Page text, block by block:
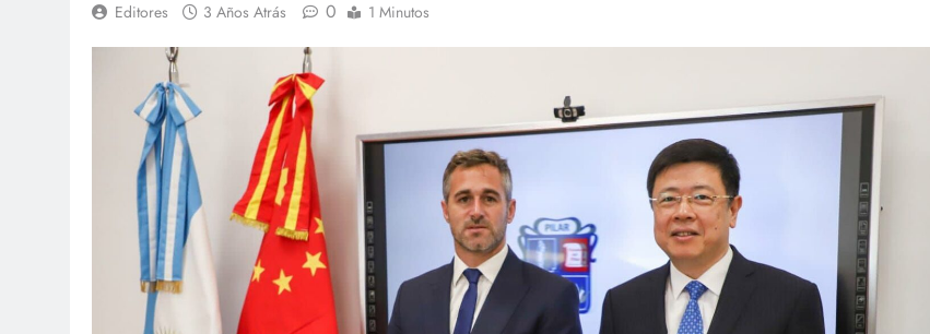
Editores 3 Años Atrás 0 1 Minutos